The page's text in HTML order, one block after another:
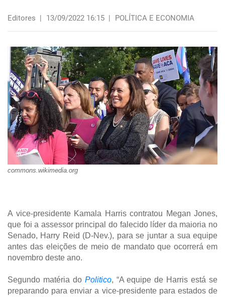
Editores | 13/09/2022 16:15 | POLÍTICA E ECONOMIA
commons.wikimedia.org
A vice-presidente Kamala Harris contratou Megan Jones,
que foi a assessor principal do falecido líder da maioria no
Senado, Harry Reid (D-Nev.), para se juntar a sua equipe
antes das eleições de meio de mandato que ocorrerá em
novembro deste ano.
Segundo matéria do Politico, “A equipe de Harris está se
preparando para enviar a vice-presidente para estados de